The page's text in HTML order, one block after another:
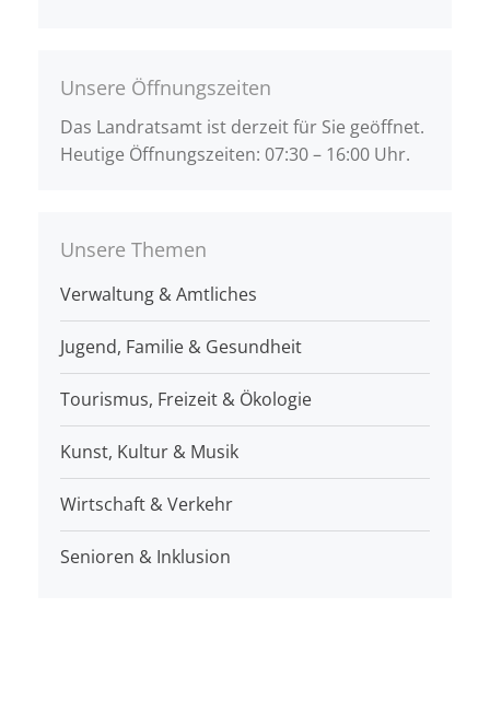
Unsere Öffnungszeiten
Das Landratsamt ist derzeit für Sie geöffnet.
Heutige Öffnungszeiten: 07:30 – 16:00 Uhr.
Unsere Themen
Verwaltung & Amtliches
Jugend, Familie & Gesundheit
Tourismus, Freizeit & Ökologie
Kunst, Kultur & Musik
Wirtschaft & Verkehr
Senioren & Inklusion